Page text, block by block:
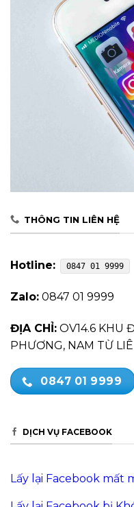
THÔNG TIN LIÊN HỆ
Hotline: 0847 01 9999
Zalo: 0847 01 9999
ĐỊA CHỈ: OV14.6 KHU
PHƯƠNG, NAM TỪ
0847 01 9999
DỊCH VỤ FACEBOOK
Lấy lại Facebook mất